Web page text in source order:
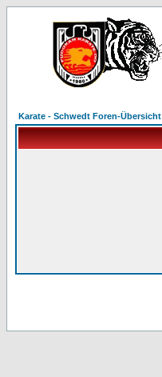
Karate - Schwedt Foren-Übersicht